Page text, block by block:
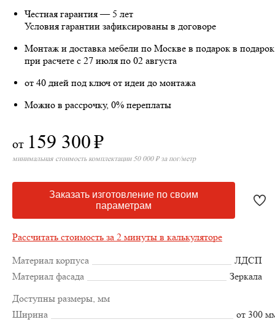
Честная гарантия — 5 лет
Условия гарантии зафиксированы в договоре
Монтаж и доставка мебели по Москве в подарок в подарок
при расчете с 27 июля по 02 августа
от 40 дней под ключ от идеи до монтажа
Можно в рассрочку, 0% переплаты
от 159 300₽
минимальная стоимость комплектации 50 000 ₽ за пог/метр
Заказать изготовление по своим
параметрам
Рассчитать стоимость за 2 минуты в калькуляторе
Материал корпуса
ЛДСП
Материал фасада
Зеркала
Доступны размеры, мм
Ширина
от 300